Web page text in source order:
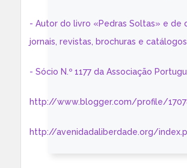
- Autor do livro «Pedras Soltas» e de
jornais, revistas, brochuras e
- Sócio N.º 1177 da Associação
http://www.blogger.com/profile/
http://avenidadaliberdade.org/